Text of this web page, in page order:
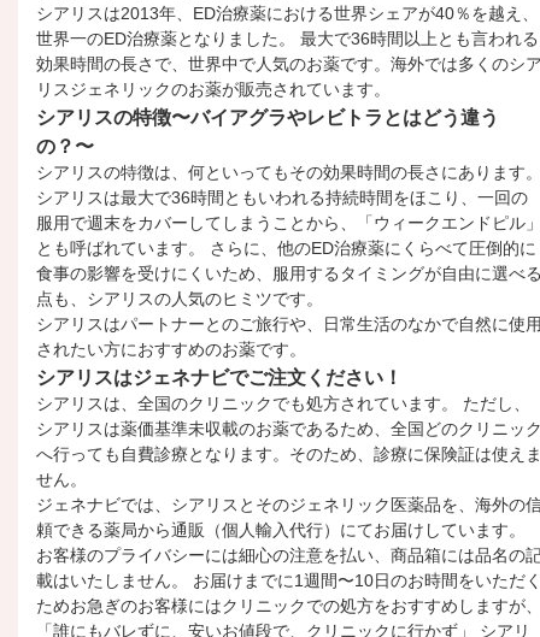
シアリスは2013年、ED治療薬における世界シェアが40％を越え、
世界一のED治療薬となりました。 最大で36時間以上とも言われる
効果時間の長さで、世界中で人気のお薬です。海外では多くのシ
リスジェネリックのお薬が販売されています。
シアリスの特徴〜バイアグラやレビトラとはどう違う
の？〜
シアリスの特徴は、何といってもその効果時間の長さにあります
シアリスは最大で36時間ともいわれる持続時間をほこり、一回の
服用で週末をカバーしてしまうことから、「ウィークエンドピル
とも呼ばれています。 さらに、他のED治療薬にくらべて圧倒的に
食事の影響を受けにくいため、服用するタイミングが自由に選べ
点も、シアリスの人気のヒミツです。
シアリスはパートナーとのご旅行や、日常生活のなかで自然に使
されたい方におすすめのお薬です。
シアリスはジェネナビでご注文ください！
シアリスは、全国のクリニックでも処方されています。 ただし、
シアリスは薬価基準未収載のお薬であるため、全国どのクリニッ
へ行っても自費診療となります。そのため、診療に保険証は使え
せん。
ジェネナビでは、シアリスとそのジェネリック医薬品を、海外の
頼できる薬局から通販（個人輸入代行）にてお届けしています。
お客様のプライバシーには細心の注意を払い、商品箱には品名の
載はいたしません。 お届けまでに1週間〜10日のお時間をいただ
ためお急ぎのお客様にはクリニックでの処方をおすすめしますが
「誰にもバレずに、安いお値段で、クリニックに行かず」 シアリ